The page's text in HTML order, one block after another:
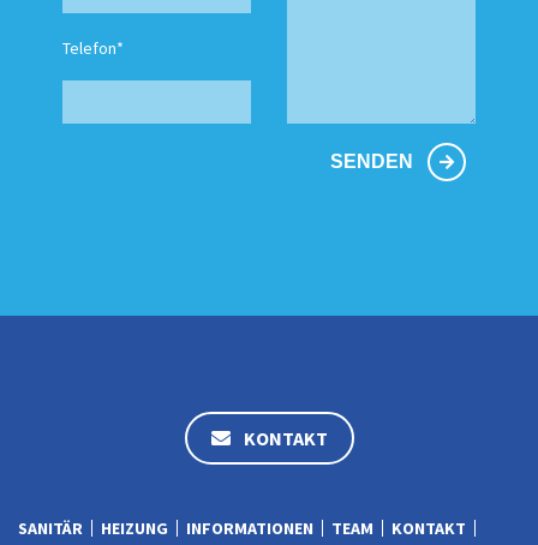
Telefon*
SENDEN
KONTAKT
SANITÄR HEIZUNG INFORMATIONEN TEAM
KONTAKT